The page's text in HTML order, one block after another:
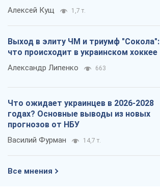
Алексей Кущ 1,7 т.
Выход в элиту ЧМ и триумф "Сокола":
что происходит в украинском хоккее
Александр Липенко 663
Что ожидает украинцев в 2026-2028
годах? Основные выводы из новых
прогнозов от НБУ
Василий Фурман 14,7 т.
Все мнения